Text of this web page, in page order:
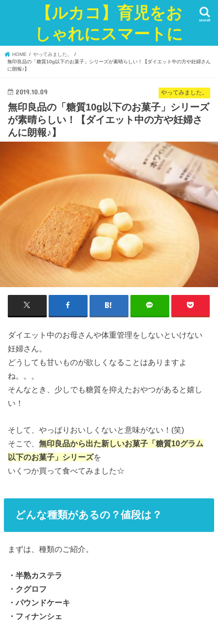
【ルカコ】育児をお
しゃれにスマートに
search
HOME
やってみました。
無印良品の「糖質10g以下のお菓子」シリーズが素晴らしい！【ダイエット中の方や妊婦さん
に朗報♪】
やってみました。
2019.10.09
無印良品の「糖質10g以下のお菓子」シリーズ
が素晴らしい！【ダイエット中の方や妊婦さ
んに朗報♪】
ダイエット中のお母さんや体重管理をしないといけない
妊婦さん。
どうしても甘いものが欲しくなることはありますよ
ね。。。
そんなとき、少しでも糖質を抑えたおやつがあると嬉し
い！
そして、やっぱりおいしくないと意味がない！(笑)
そこで、無印良品から出た新しいお菓子「糖質10グラム
以下のお菓子」シリーズを
いくつか買って食べてみました☆
どんな種類があるの？値段は？
まずは、種類のご紹介。
・半熟カステラ
・クグロフ
・パウンドケーキ
・フィナンシェ